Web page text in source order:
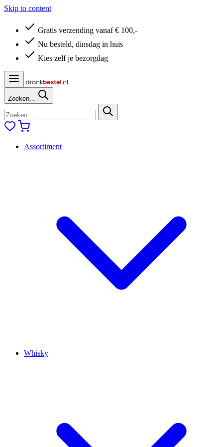
Skip to content
Gratis verzending vanaf € 100,-
Nu besteld, dinsdag in huis
Kies zelf je bezorgdag
Zoeken...
Assortiment
Whisky